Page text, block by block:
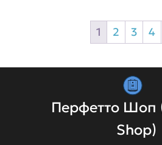
1 2 3 4
Перфетто Шоп
Shop)